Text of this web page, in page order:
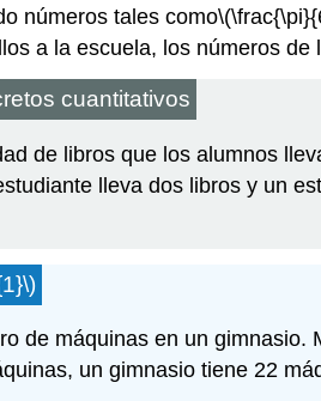
números tales como
a la escuela, los números
cuantitativos
de libros que los alumnos
lleva dos libros y un
de máquinas en un
un gimnasio tiene 22